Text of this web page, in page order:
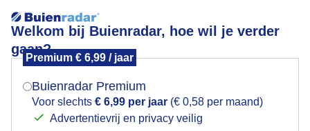
Welkom bij Buienradar, hoe wil je verder
gaan?
Premium € 6,99 / jaar
Buienradar Premium
Voor slechts € 6,99 per jaar (€ 0,58 per maand)
Advertentievrij en privacy veilig
Weerfoto
Mogen we je locatie gebruiken voor het